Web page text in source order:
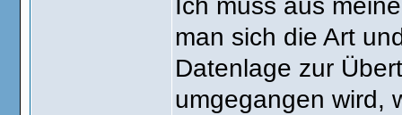
man sich die Art
Datenlage zur
umgegangen wird,